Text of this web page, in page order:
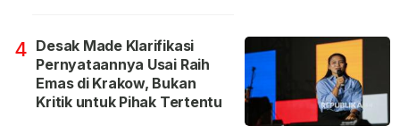
4 Desak Made Klarifikasi
Pernyataannya Usai Raih
Emas di Krakow, Bukan
Kritik untuk Pihak Tertentu